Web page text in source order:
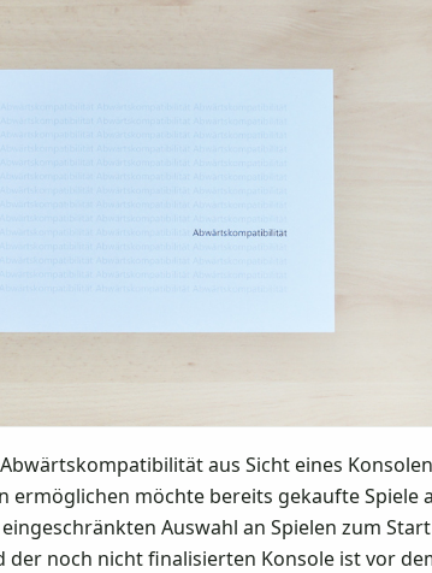
aus Sicht eines
möchte bereits gekaufte Spiele
Auswahl an Spielen zum
noch nicht finalisierten Konsole ist vor